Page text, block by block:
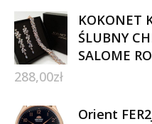
KOKONET
ŚLUBNY
SALOME
288,00zł
Orient